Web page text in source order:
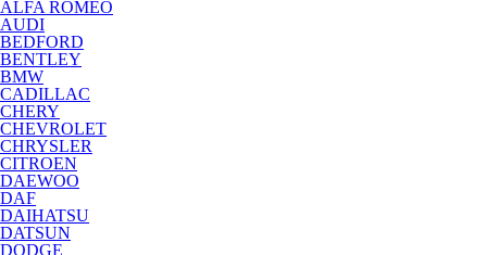
ALFA ROMEO
AUDI
BEDFORD
BENTLEY
BMW
CADILLAC
CHERY
CHEVROLET
CHRYSLER
CITROEN
DAEWOO
DAF
DAIHATSU
DATSUN
DODGE